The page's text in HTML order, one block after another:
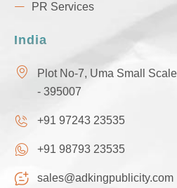
PR Services
India
Plot No-7, Uma Small
- 395007
+91 97243 23535
+91 98793 23535
sales@adkingpublicity.com